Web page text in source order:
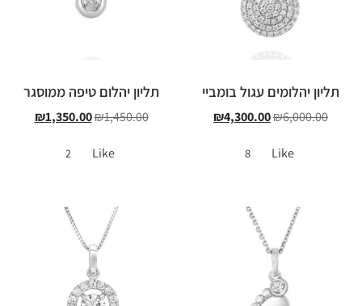
תליון יהלומים עגול בומביי
₪6,000.00
₪4,300.00
Like
8
תליון יהלום טיפה ממוסגר
₪1,450.00
₪1,350.00
Like
2